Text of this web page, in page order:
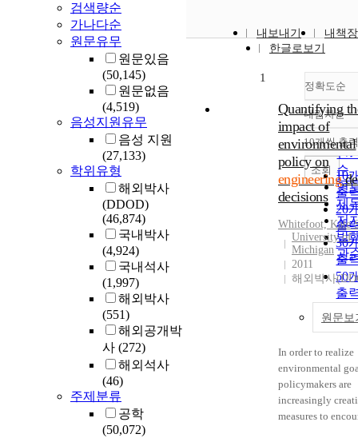
검색량순
가나다순
원문유무
원문있음
(50,145)
원문없음
(4,519)
음성지원유무
음성 지원
(27,133)
학위유형
해외박사
(DDOD)
(46,874)
국내박사
(4,924)
국내석사
(1,997)
해외박사
(551)
해외공개박
사 (272)
해외석사
(46)
주제분류
공학
(50,072)
내보내기
내책
한글로보기
정확도순
정
순
인
순
연
제
저
발
관
내림차순
내
10개씩 출
10
출
20
출
30
출
50
출
출
조회
1
Quantifying
impact of
environmental
policy on
engineering
decisions
Whitefoot, Kate
University of
Michigan
2011
해외박사
원문보
In order to realize
environmental
policymakers are
increasingly
measures to